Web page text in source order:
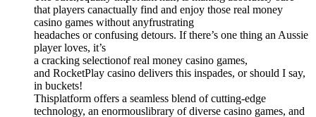
that players canactually find and enjoy those real money
casino games without anyfrustrating
headaches or confusing detours. If there’s one thing an Aussie
player loves, it’s
a cracking selectionof real money casino games,
and RocketPlay casino delivers this inspades, or should I say,
in buckets!
Thisplatform offers a seamless blend of cutting-edge
technology, an enormouslibrary of diverse casino games, and